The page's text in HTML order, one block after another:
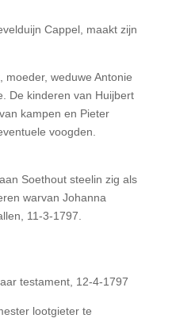
Cappel, maakt zijn
moeder, weduwe Antonie
De kinderen van Huijbert
kampen en Pieter
voogden.
Soethout steelin zig als
warvan Johanna
11-3-1797.
testament, 12-4-1797
lootgieter te